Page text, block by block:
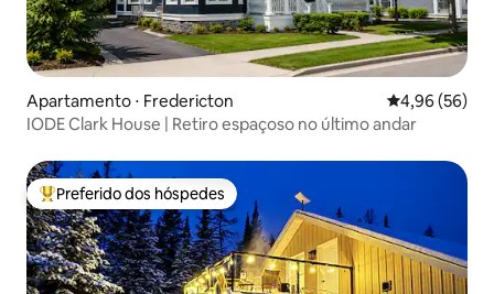
Apartamento ⋅ Fredericton 4,96 de uma
4,96 (56)
IODE Clark House | Retiro espaçoso no último andar
Entre os melhores preferidos dos hóspedes
Preferido dos hóspedes